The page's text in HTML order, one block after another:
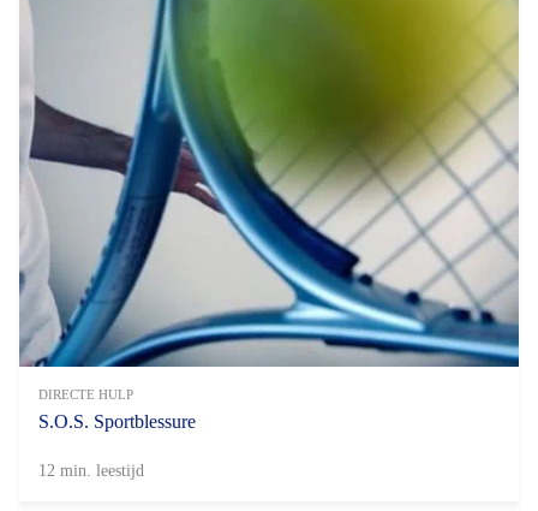
DIRECTE HULP
S.O.S. Sportblessure
12 min. leestijd